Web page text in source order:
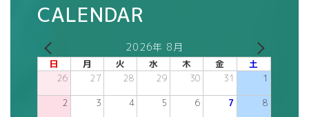
CALENDAR
2026年 8月
日 月 火 水 木 金 土
26 27 28 29 30 31 1
2 3 4 5 6 7 8